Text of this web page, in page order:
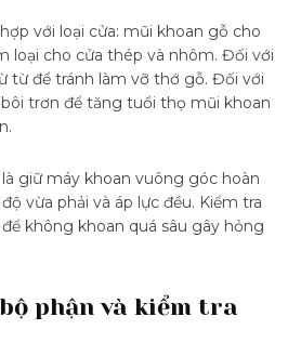
với loại cửa: mũi khoan gỗ cho
loại cho cửa thép và nhôm. Đối với
từ để tránh làm vỡ thớ gỗ. Đối với
trơn để tăng tuổi thọ mũi khoan
giữ máy khoan vuông góc hoàn
vừa phải và áp lực đều. Kiểm tra
không khoan quá sâu gây hỏng
phận và kiểm tra